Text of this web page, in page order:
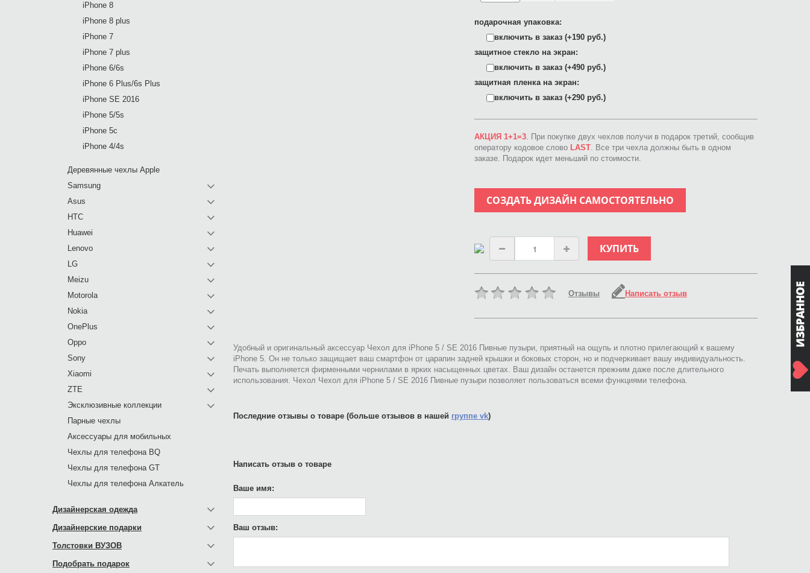
подарочная упаковка:
включить в заказ (+190 руб.)
защитное стекло на экран:
включить в заказ (+490 руб.)
защитная пленка на экран:
включить в заказ (+290 руб.)
АКЦИЯ 1+1=3. При покупке двух чехлов получи в подарок третий, сообщив
оператору кодовое слово LAST. Все три чехла должны быть в одном
заказе. Подарок идет меньший по стоимости.
СОЗДАТЬ ДИЗАЙН САМОСТОЯТЕЛЬНО
КУПИТЬ
Отзывы Написать отзыв
Удобный и оригинальный аксессуар Чехол для iPhone 5 / SE 2016 Пивные пузыри, приятный на ощупь и плотно прилегающий к вашему
iPhone 5. Он не только защищает ваш смартфон от царапин задней крышки и боковых сторон, но и подчеркивает вашу индивидуальность.
Печать выполняется фирменными чернилами в ярких насыщенных цветах. Ваш дизайн останется прежним даже после длительного
использования. Чехол Чехол для iPhone 5 / SE 2016 Пивные пузыри позволяет пользоваться всеми функциями телефона.
Последние отзывы о товаре (больше отзывов в нашей группе vk)
Написать отзыв о товаре
Ваше имя:
Ваш отзыв:
iPhone 8
iPhone 8 plus
iPhone 7
iPhone 7 plus
iPhone 6/6s
iPhone 6 Plus/6s Plus
iPhone SE 2016
iPhone 5/5s
iPhone 5c
iPhone 4/4s
Деревянные чехлы Apple
Samsung
Asus
HTC
Huawei
Lenovo
LG
Meizu
Motorola
Nokia
OnePlus
Oppo
Sony
Xiaomi
ZTE
Эксклюзивные коллекции
Парные чехлы
Аксессуары для мобильных
Чехлы для телефона BQ
Чехлы для телефона GT
Чехлы для телефона Алкатель
Дизайнерская одежда
Дизайнерские подарки
Толстовки ВУЗОВ
Подобрать подарок